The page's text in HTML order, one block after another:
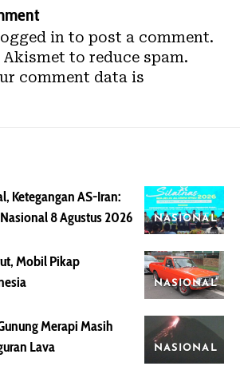
in to post a comment.
to reduce spam.
comment data is
NASIONAL
Ketegangan AS-Iran:
8 Agustus 2026
NASIONAL
Mobil Pikap
NASIONAL
Merapi Masih
Lava